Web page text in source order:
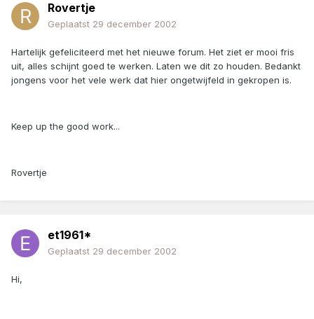
Rovertje
Geplaatst 29 december 2002
Hartelijk gefeliciteerd met het nieuwe forum. Het ziet er mooi fris
uit, alles schijnt goed te werken. Laten we dit zo houden. Bedankt
jongens voor het vele werk dat hier ongetwijfeld in gekropen is.
Keep up the good work...
Rovertje
et1961*
Geplaatst 29 december 2002
Hi,